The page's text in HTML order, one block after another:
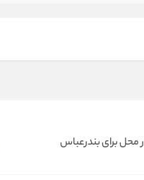
محل برای بندرعباس